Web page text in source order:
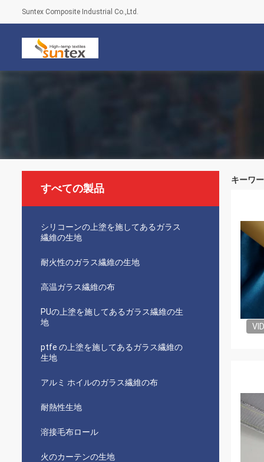
Suntex Composite Industrial Co.,Ltd.
すべての製品
シリコーンの上塗を施してあるガラス
繊維の生地
耐火性のガラス繊維の生地
高温ガラス繊維の布
PUの上塗を施してあるガラス繊維の生
地
ptfe の上塗を施してあるガラス繊維の
生地
アルミ ホイルのガラス繊維の布
耐熱性生地
溶接毛布ロール
火のカーテンの生地
キーワ